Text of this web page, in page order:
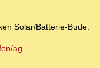
Solar/Batterie-Bude.
ag-